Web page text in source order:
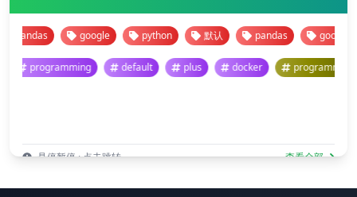
google python 默认 pandas google
programming default plus docker
悬停暂停 · 点击跳转 查看全部